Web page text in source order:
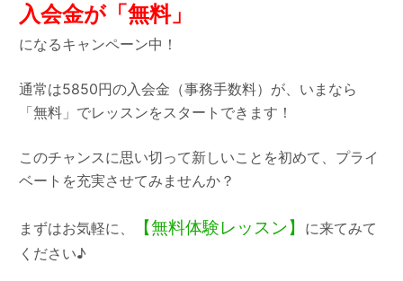
入会金が「無料」
になるキャンペーン中！
通常は5850円の入会金（事務手数料）が、いまなら
「無料」でレッスンをスタートできます！
このチャンスに思い切って新しいことを初めて、プライ
ベートを充実させてみませんか？
まずはお気軽に、 【無料体験レッスン】
に来てみて
ください♪